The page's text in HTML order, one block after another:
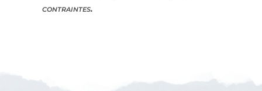
contraintes.